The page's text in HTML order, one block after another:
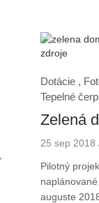
Dotácie ,
Tepelné
Zelená
25 sep 2018
Pilotný
auguste